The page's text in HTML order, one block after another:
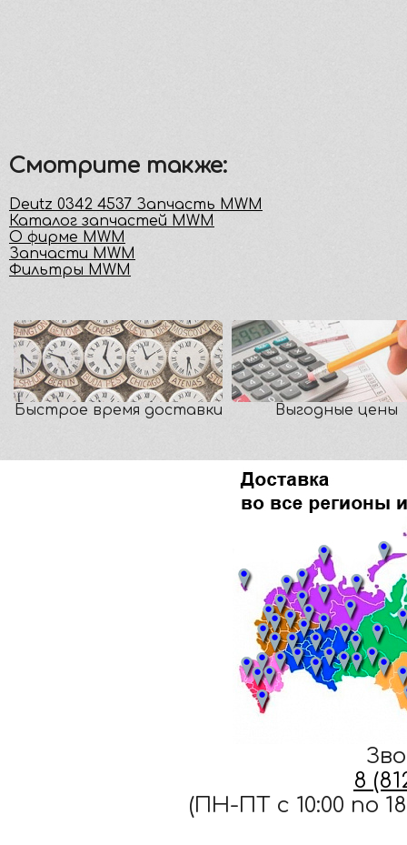
Смотрите также:
Deutz 0342 4537 Запчасть MWM
Каталог запчастей MWM
О фирме MWM
Запчасти MWM
Фильтры MWM
Быстрое время доставки Выгодные цены
8
(ПН-ПТ c 10:00 по